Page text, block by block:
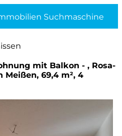
Suchmaschine
mit Balkon - , Rosa-
Meißen, 69,4 m², 4